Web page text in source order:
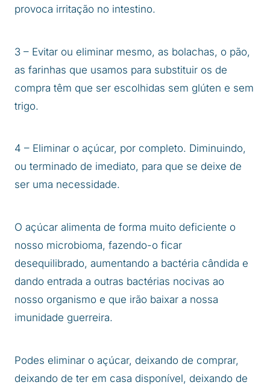
provoca irritação no intestino.
3 – Evitar ou eliminar mesmo, as bolachas, o pão,
as farinhas que usamos para substituir os de
compra têm que ser escolhidas sem glúten e sem
trigo.
4 – Eliminar o açúcar, por completo. Diminuindo,
ou terminado de imediato, para que se deixe de
ser uma necessidade.
O açúcar alimenta de forma muito deficiente o
nosso microbioma, fazendo-o ficar
desequilibrado, aumentando a bactéria cândida e
dando entrada a outras bactérias nocivas ao
nosso organismo e que irão baixar a nossa
imunidade guerreira.
Podes eliminar o açúcar, deixando de comprar,
deixando de ter em casa disponível, deixando de